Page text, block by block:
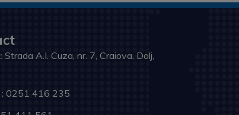
Strada A.I. Cuza, nr. 7, Craiova, Dolj,
0251 416 235